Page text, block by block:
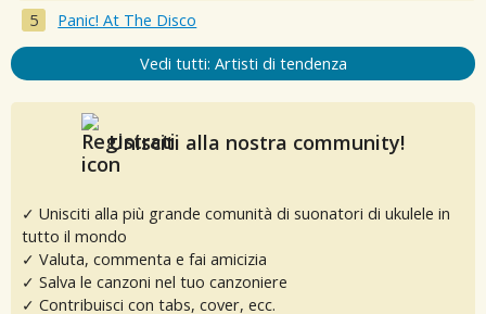
Panic! At The Disco
Vedi tutti: Artisti di tendenza
Unisciti alla nostra community!
✓ Unisciti alla più grande comunità di suonatori di ukulele in
tutto il mondo
✓ Valuta, commenta e fai amicizia
✓ Salva le canzoni nel tuo canzoniere
✓ Contribuisci con tabs, cover, ecc.